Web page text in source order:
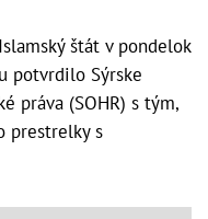
štát v pondelok
potvrdilo Sýrske
práva (SOHR) s tým,
prestrelky s